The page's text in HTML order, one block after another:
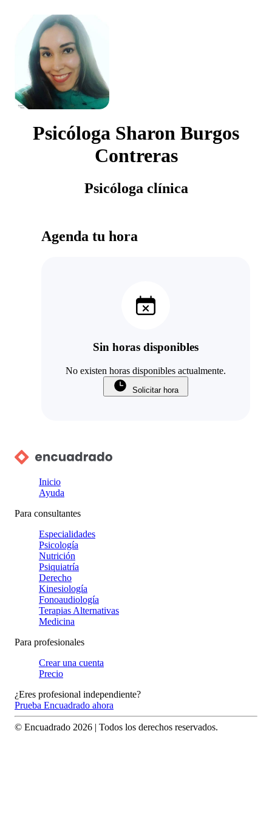
Psicóloga Sharon Burgos
Contreras
Psicóloga clínica
Agenda tu hora
Sin horas disponibles
No existen horas disponibles actualmente.
Solicitar hora
Inicio
Ayuda
Para consultantes
Especialidades
Psicología
Nutrición
Psiquiatría
Derecho
Kinesiología
Fonoaudiología
Terapias Alternativas
Medicina
Para profesionales
Crear una cuenta
Precio
¿Eres profesional independiente?
Prueba Encuadrado ahora
© Encuadrado 2026 | Todos los derechos reservados.